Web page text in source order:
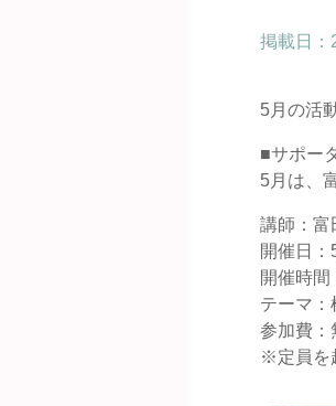
掲載日：
5月の活
■サポー
5月は、
講師：富
開催日：
開催時
テーマ：
参加費：
※定員を